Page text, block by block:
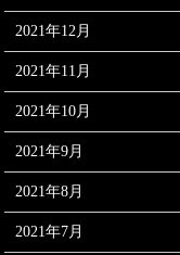
2021年12月
2021年11月
2021年10月
2021年9月
2021年8月
2021年7月